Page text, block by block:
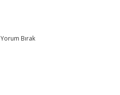
Yorum Bırak